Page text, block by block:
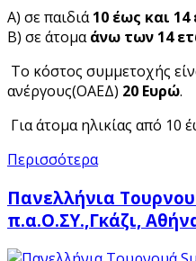
Α) σε παιδιά10 έως και
Β) σε άτομαάνω των 14
Το κόστος συμμετοχής
ανέργους(ΟΑΕΔ) 20 Ευρώ.
Για άτομα ηλικίας από 10
Περισσότερα
Πανελλήνια
π.α.Ο.ΣΥ.,Γκάζι,